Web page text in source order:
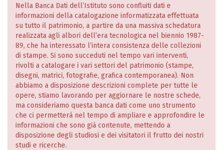
Nella Banca Dati dell’Istituto sono confluiti dati e
informazioni della catalogazione informatizzata effettuata
su tutto il patrimonio, a partire da una massiva schedatura
realizzata agli albori dell’era tecnologica nel biennio 1987-
89, che ha interessato l’intera consistenza delle collezioni
di stampe. Si sono succeduti nel tempo vari interventi,
rivolti a catalogare i vari settori del patrimonio (stampe,
disegni, matrici, fotografie, grafica contemporanea). Non
abbiamo a disposizione descrizioni complete per tutte le
opere, stiamo lavorando per aggiornare le nostre schede,
ma consideriamo questa banca dati come uno strumento
che ci permetterà nel tempo di ampliare e approfondire le
informazioni che sono già contenute, mettendo a
disposizione degli studiosi e dei visitatori il frutto dei nostri
studi e ricerche.